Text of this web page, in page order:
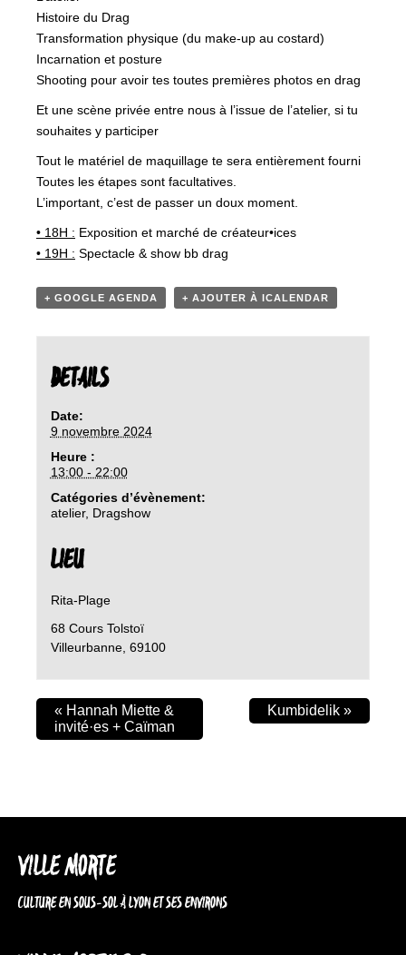
Histoire du Drag
Transformation physique (du make-up au costard)
Incarnation et posture
Shooting pour avoir tes toutes premières photos en drag
Et une scène privée entre nous à l’issue de l’atelier, si tu
souhaites y participer
Tout le matériel de maquillage te sera entièrement fourni
Toutes les étapes sont facultatives.
L’important, c’est de passer un doux moment.
• 18H : Exposition et marché de créateur•ices
• 19H : Spectacle & show bb drag
+ GOOGLE AGENDA + AJOUTER À ICALENDAR
DETAILS
Date:
9 novembre 2024
Heure :
13:00 - 22:00
Catégories d’évènement:
atelier, Dragshow
LIEU
Rita-Plage
68 Cours Tolstoï
Villeurbanne, 69100
« Hannah Miette &
invité·es + Caïman
Kumbidelik »
VILLE MORTE
CULTURE EN SOUS-SOL À LYON ET SES ENVIRONS